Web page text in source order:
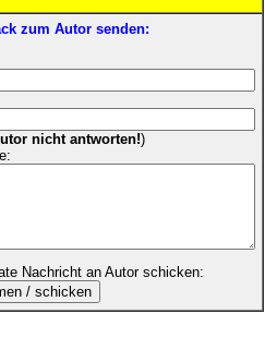
zum Autor senden:
nicht antworten!)
Nachricht an Autor schicken: